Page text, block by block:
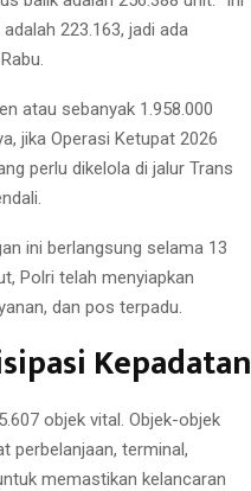
223.163, jadi ada
atau sebanyak 1.958.000
jika Operasi Ketupat 2026
perlu dikelola di jalur Trans
ini berlangsung selama 13
Polri telah menyiapkan
dan pos terpadu.
Kepadatan
objek vital. Objek-objek
perbelanjaan, terminal,
memastikan kelancaran